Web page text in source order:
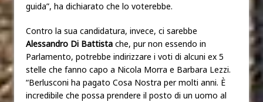
guida”, ha dichiarato che lo voterebbe.
Contro la sua candidatura, invece, ci sarebbe
Alessandro Di Battista che, pur non essendo in
Parlamento, potrebbe indirizzare i voti di alcuni ex 5
stelle che fanno capo a Nicola Morra e Barbara Lezzi.
“Berlusconi ha pagato Cosa Nostra per molti anni. È
incredibile che possa prendere il posto di un uomo al